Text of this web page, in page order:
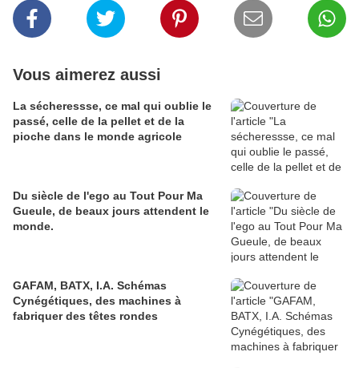
Vous aimerez aussi
La sécheressse, ce mal qui oublie le
passé, celle de la pellet et de la
pioche dans le monde agricole
Du siècle de l'ego au Tout Pour Ma
Gueule, de beaux jours attendent le
monde.
GAFAM, BATX, I.A. Schémas
Cynégétiques, des machines à
fabriquer des têtes rondes